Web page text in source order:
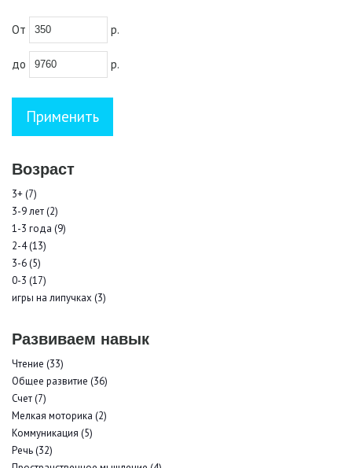
От р.
до р.
Возраст
3+ (7)
3-9 лет (2)
1-3 года (9)
2-4 (13)
3-6 (5)
0-3 (17)
игры на липучках (3)
Развиваем навык
Чтение (33)
Общее развитие (36)
Счет (7)
Мелкая моторика (2)
Коммуникация (5)
Речь (32)